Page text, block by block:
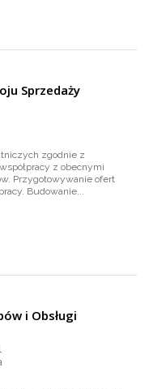
Sprzedaży
zgodnie z
z obecnymi
Przygotowywanie ofert
Budowanie...
i Obsługi